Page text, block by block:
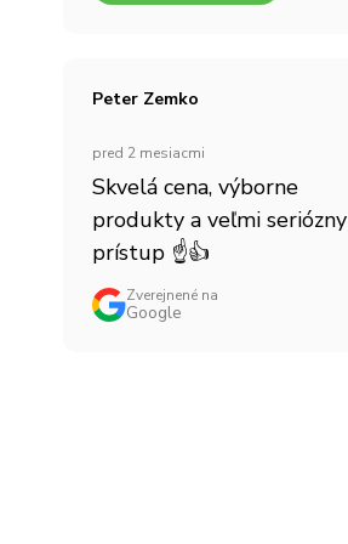
Peter Zemko
pred 2 mesiacmi
Skvelá cena, výborne
produkty a veľmi seriózny
prístup ☝👍
Zverejnené na
Google